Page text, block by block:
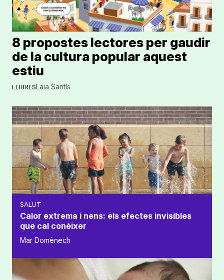
LLIBRES
8 propostes lectores per gaudir
de la cultura popular aquest
estiu
Laia Santís
SALUT
Calor extrema i nens: els efectes invisibles
que cal conèixer
Mar Domènech